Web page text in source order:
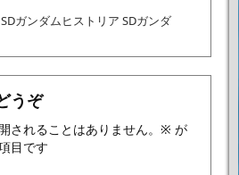
ガンダムヒストリア SDガンダ
うぞ
されることはありません。 ※ が
目です